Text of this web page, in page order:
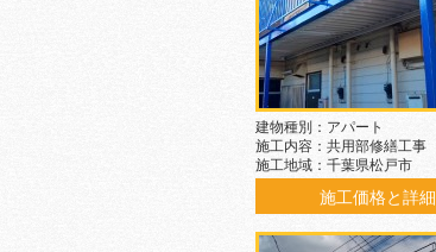
建物種別：アパート
施工内容：共用部修繕工事
施工地域：千葉県松戸市
施工価格と詳細